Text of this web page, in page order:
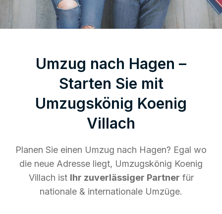
Umzug nach Hagen –
Starten Sie mit
Umzugskönig Koenig
Villach
Planen Sie einen Umzug nach Hagen? Egal wo
die neue Adresse liegt, Umzugskönig Koenig
Villach ist Ihr zuverlässiger Partner für
nationale & internationale Umzüge.